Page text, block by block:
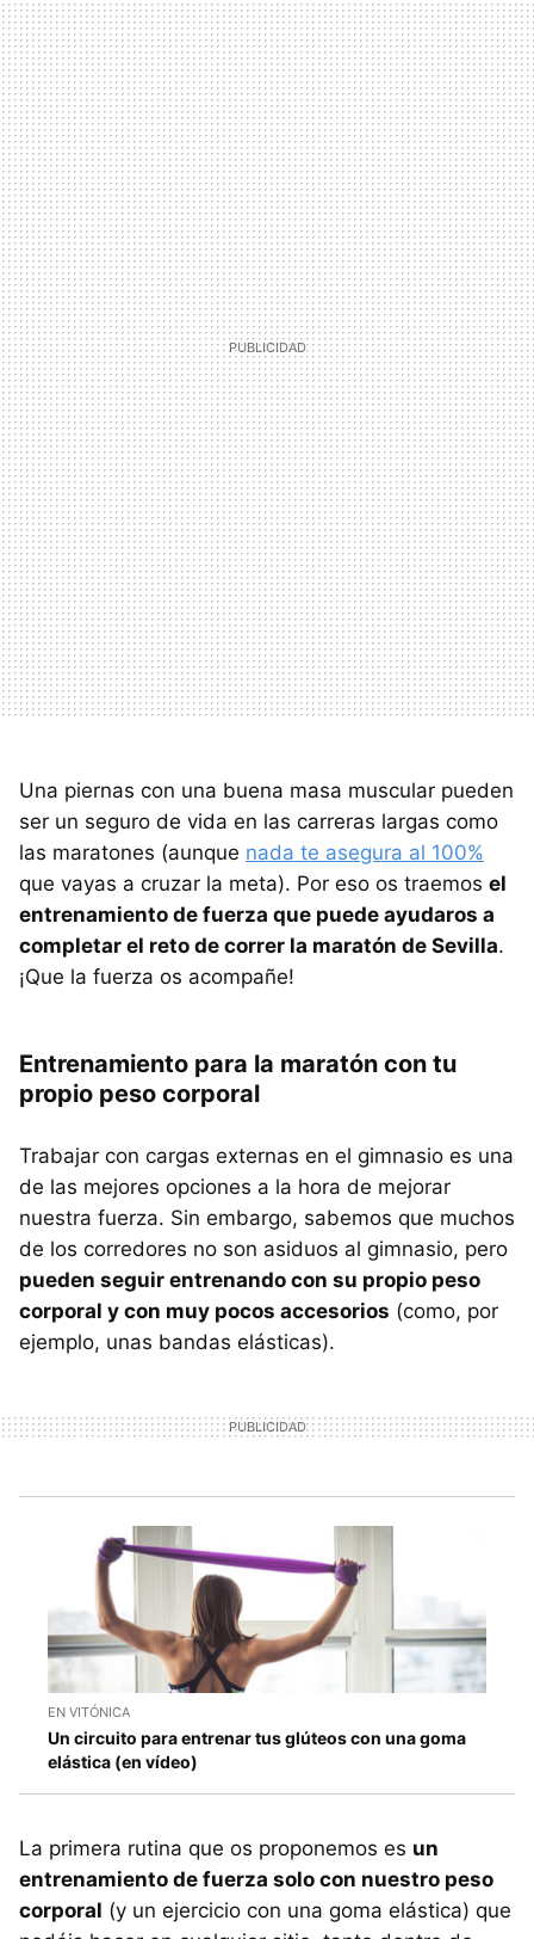
Una piernas con una buena masa muscular pueden
ser un seguro de vida en las carreras largas como
las maratones (aunque nada te asegura al 100%
que vayas a cruzar la meta). Por eso os traemos el
entrenamiento de fuerza que puede ayudaros a
completar el reto de correr la maratón de Sevilla.
¡Que la fuerza os acompañe!
Entrenamiento para la maratón con tu
propio peso corporal
Trabajar con cargas externas en el gimnasio es una
de las mejores opciones a la hora de mejorar
nuestra fuerza. Sin embargo, sabemos que muchos
de los corredores no son asiduos al gimnasio, pero
pueden seguir entrenando con su propio peso
corporal y con muy pocos accesorios (como, por
ejemplo, unas bandas elásticas).
EN VITÓNICA
Un circuito para entrenar tus glúteos con una goma
elástica (en vídeo)
La primera rutina que os proponemos es un
entrenamiento de fuerza solo con nuestro peso
corporal (y un ejercicio con una goma elástica) que